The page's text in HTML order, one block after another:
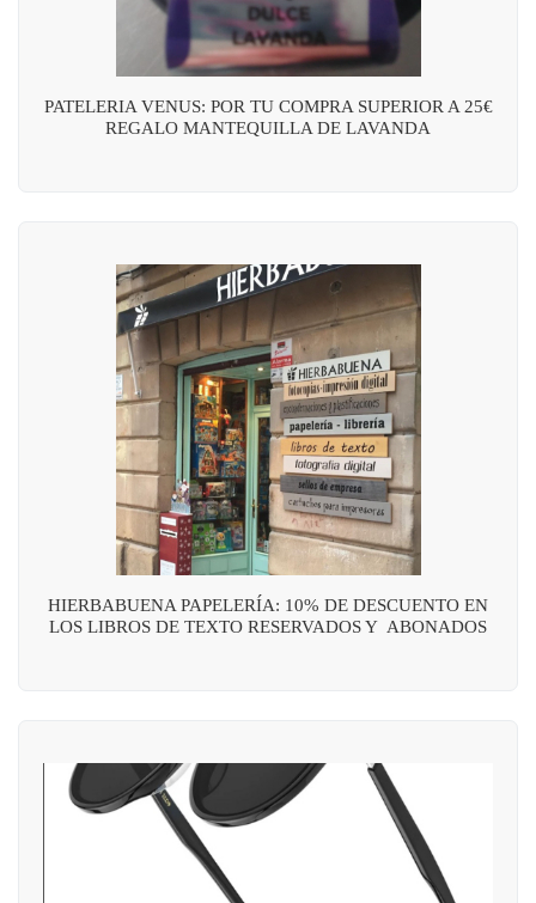
PATELERIA VENUS: POR TU COMPRA SUPERIOR A 25€
REGALO MANTEQUILLA DE LAVANDA
HIERBABUENA PAPELERÍA: 10% DE DESCUENTO EN
LOS LIBROS DE TEXTO RESERVADOS Y ABONADOS